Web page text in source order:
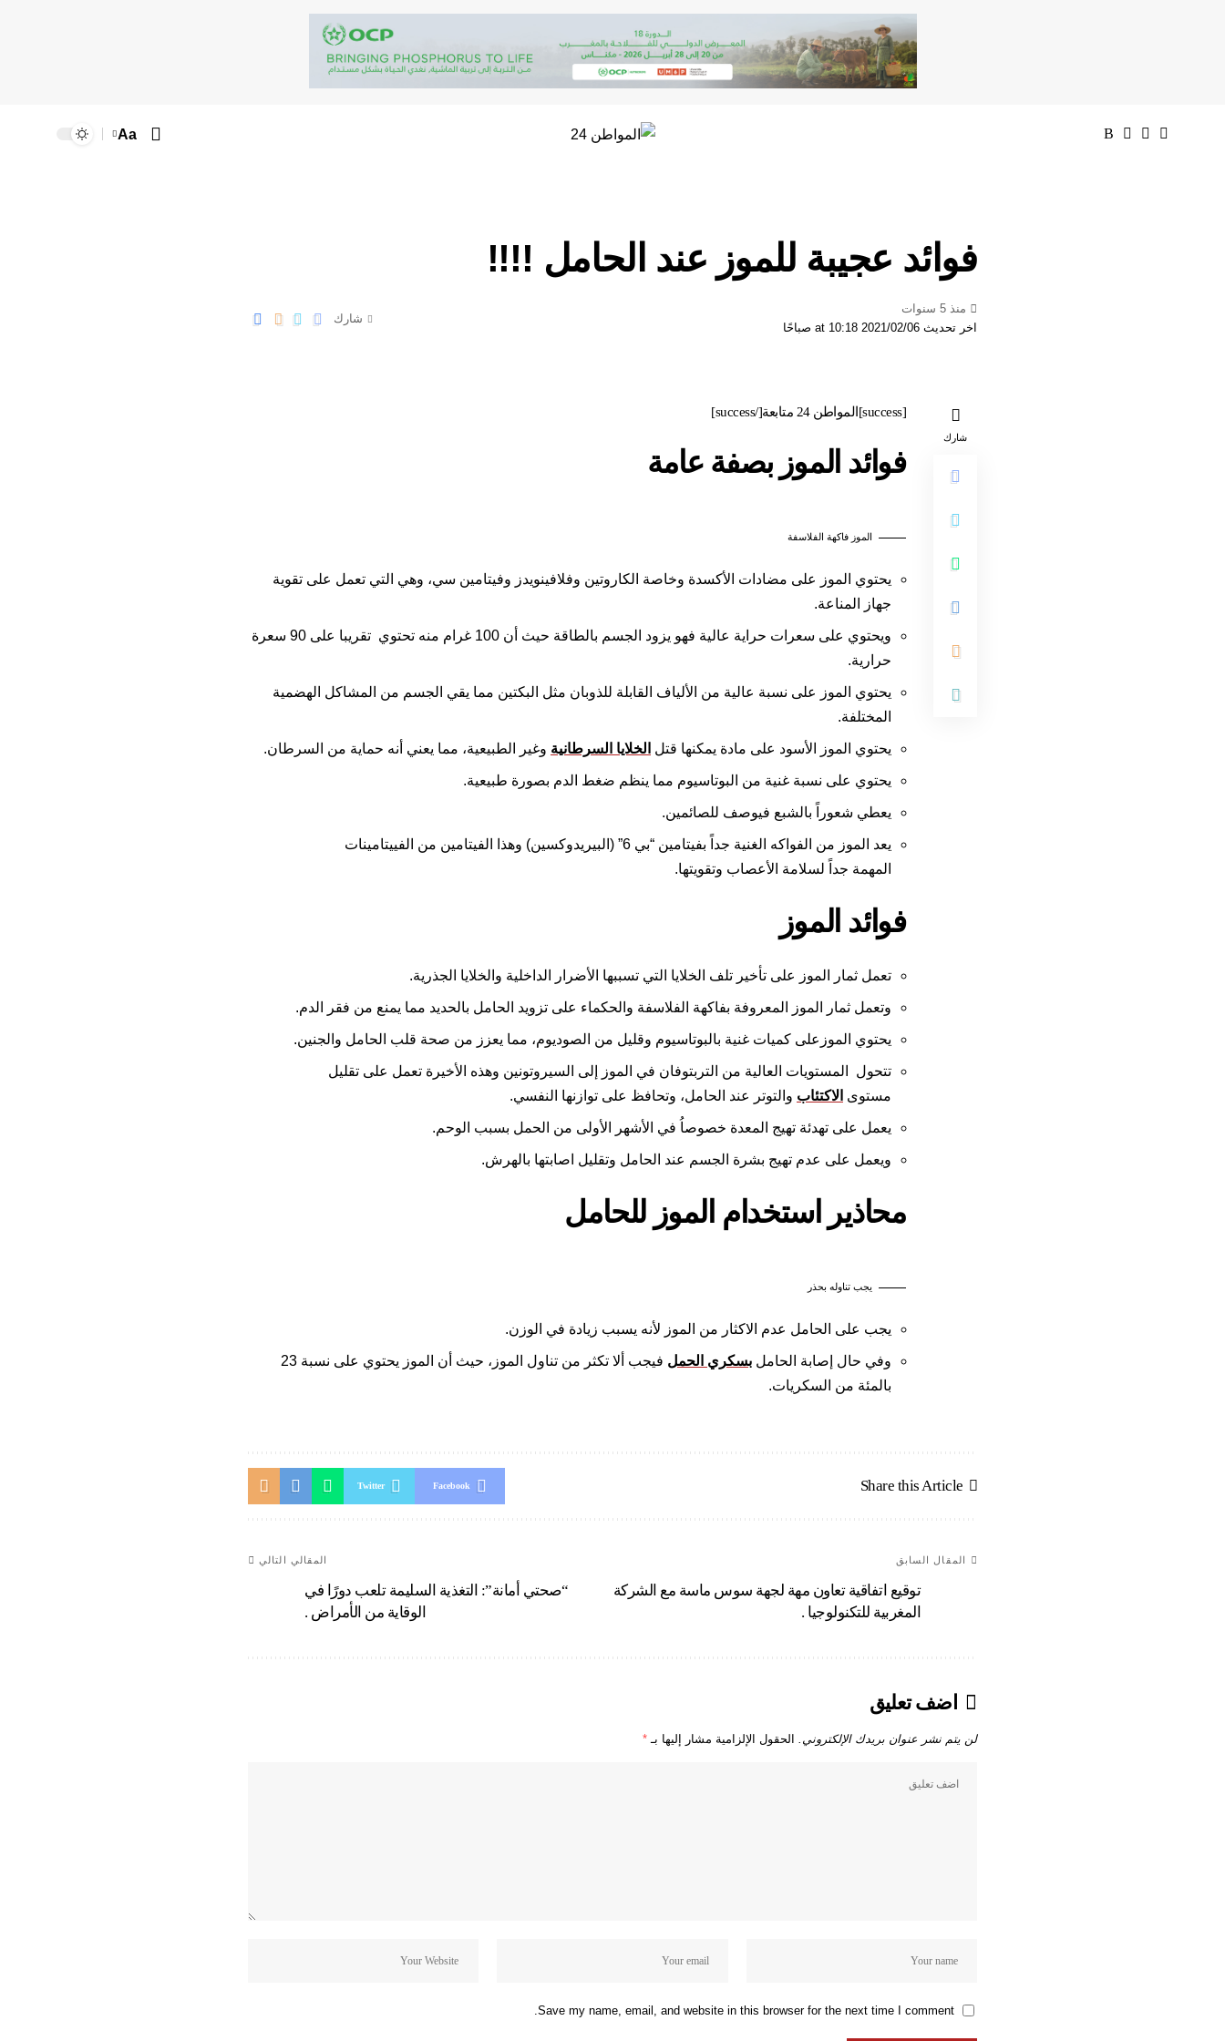
Aa
فوائد عجيبة للموز عند الحامل !!!!
اخر تحديث 2021/02/06 at 10:18 صباحًا
منذ 5 سنوات
شارك
شارك
[success]المواطن 24 متابعة[/success]
فوائد الموز بصفة عامة
الموز فاكهة الفلاسفة
يحتوي الموز على مضادات الأكسدة وخاصة الكاروتين وفلافينويدز وفيتامين سي، وهي التي تعمل على تقوية
جهاز المناعة.
ويحتوي على سعرات حراية عالية فهو يزود الجسم بالطاقة حيث أن 100 غرام منه تحتوي تقريبا على 90 سعرة
حرارية.
يحتوي الموز على نسبة عالية من الألياف القابلة للذوبان مثل البكتين مما يقي الجسم من المشاكل الهضمية
المختلفة.
يحتوي الموز الأسود على مادة يمكنها قتل الخلايا السرطانية وغير الطبيعية، مما يعني أنه حماية من السرطان.
يحتوي على نسبة غنية من البوتاسيوم مما ينظم ضغط الدم بصورة طبيعية.
يعطي شعوراً بالشبع فيوصف للصائمين.
يعد الموز من الفواكه الغنية جداً بفيتامين “بي 6” (البيريدوكسين) وهذا الفيتامين من الفييتامينات
المهمة جداً لسلامة الأعصاب وتقويتها.
فوائد الموز
تعمل ثمار الموز على تأخير تلف الخلايا التي تسببها الأضرار الداخلية والخلايا الجذرية.
وتعمل ثمار الموز المعروفة بفاكهة الفلاسفة والحكماء على تزويد الحامل بالحديد مما يمنع من فقر الدم.
يحتوي الموزعلى كميات غنية بالبوتاسيوم وقليل من الصوديوم، مما يعزز من صحة قلب الحامل والجنين.
تتحول المستويات العالية من التربتوفان في الموز إلى السيروتونين وهذه الأخيرة تعمل على تقليل
مستوى الاكتئاب والتوتر عند الحامل، وتحافظ على توازنها النفسي.
يعمل على تهدئة تهيج المعدة خصوصاُ في الأشهر الأولى من الحمل بسبب الوحم.
ويعمل على عدم تهيج بشرة الجسم عند الحامل وتقليل اصابتها بالهرش.
محاذير استخدام الموز للحامل
يجب تناوله بحذر
يجب على الحامل عدم الاكثار من الموز لأنه يسبب زيادة في الوزن.
وفي حال إصابة الحامل بسكري الحمل
فيجب ألا تكثر من تناول الموز، حيث أن الموز يحتوي على نسبة 23
بالمئة من السكريات.
Share this Article
Facebook
Twitter
المقال السابق
توقيع اتفاقية تعاون مهة لجهة سوس ماسة مع الشركة
المغربية للتكنولوجيا .
المقالي التالي
“صحتي أمانة”: التغذية السليمة تلعب دورًا في
الوقاية من الأمراض .
اضف تعليق
لن يتم نشر عنوان بريدك الإلكتروني. الحقول الإلزامية مشار إليها بـ *
Save my name, email, and website in this browser for the next time I comment.